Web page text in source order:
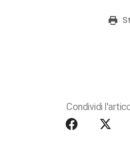
Condividi